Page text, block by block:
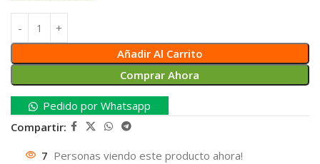
Añadir Al Carrito
Comprar Ahora
Pedido por Whatsapp
Compartir:
7 Personas viendo este producto ahora!